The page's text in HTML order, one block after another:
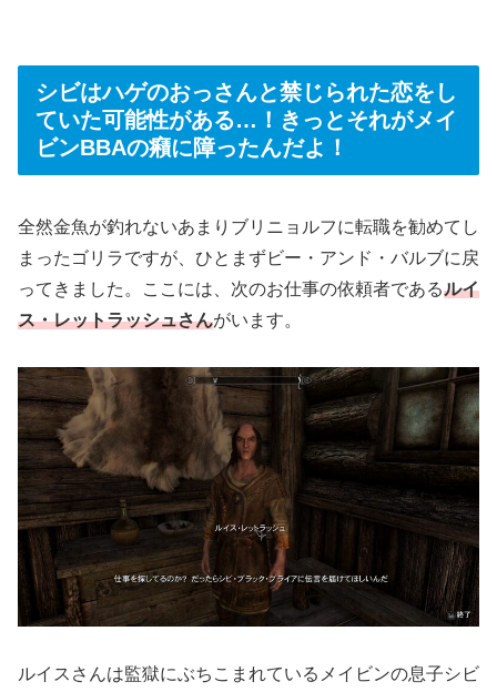
シビはハゲのおっさんと禁じられた恋をし
ていた可能性がある…！きっとそれがメイ
ビンBBAの癪に障ったんだよ！
全然金魚が釣れないあまりブリニョルフに転職を勧めてし
まったゴリラですが、ひとまずビー・アンド・バルブに戻
ってきました。ここには、次のお仕事の依頼者であるルイ
ス・レットラッシュさんがいます。
ルイスさんは監獄にぶちこまれているメイビンの息子シビ